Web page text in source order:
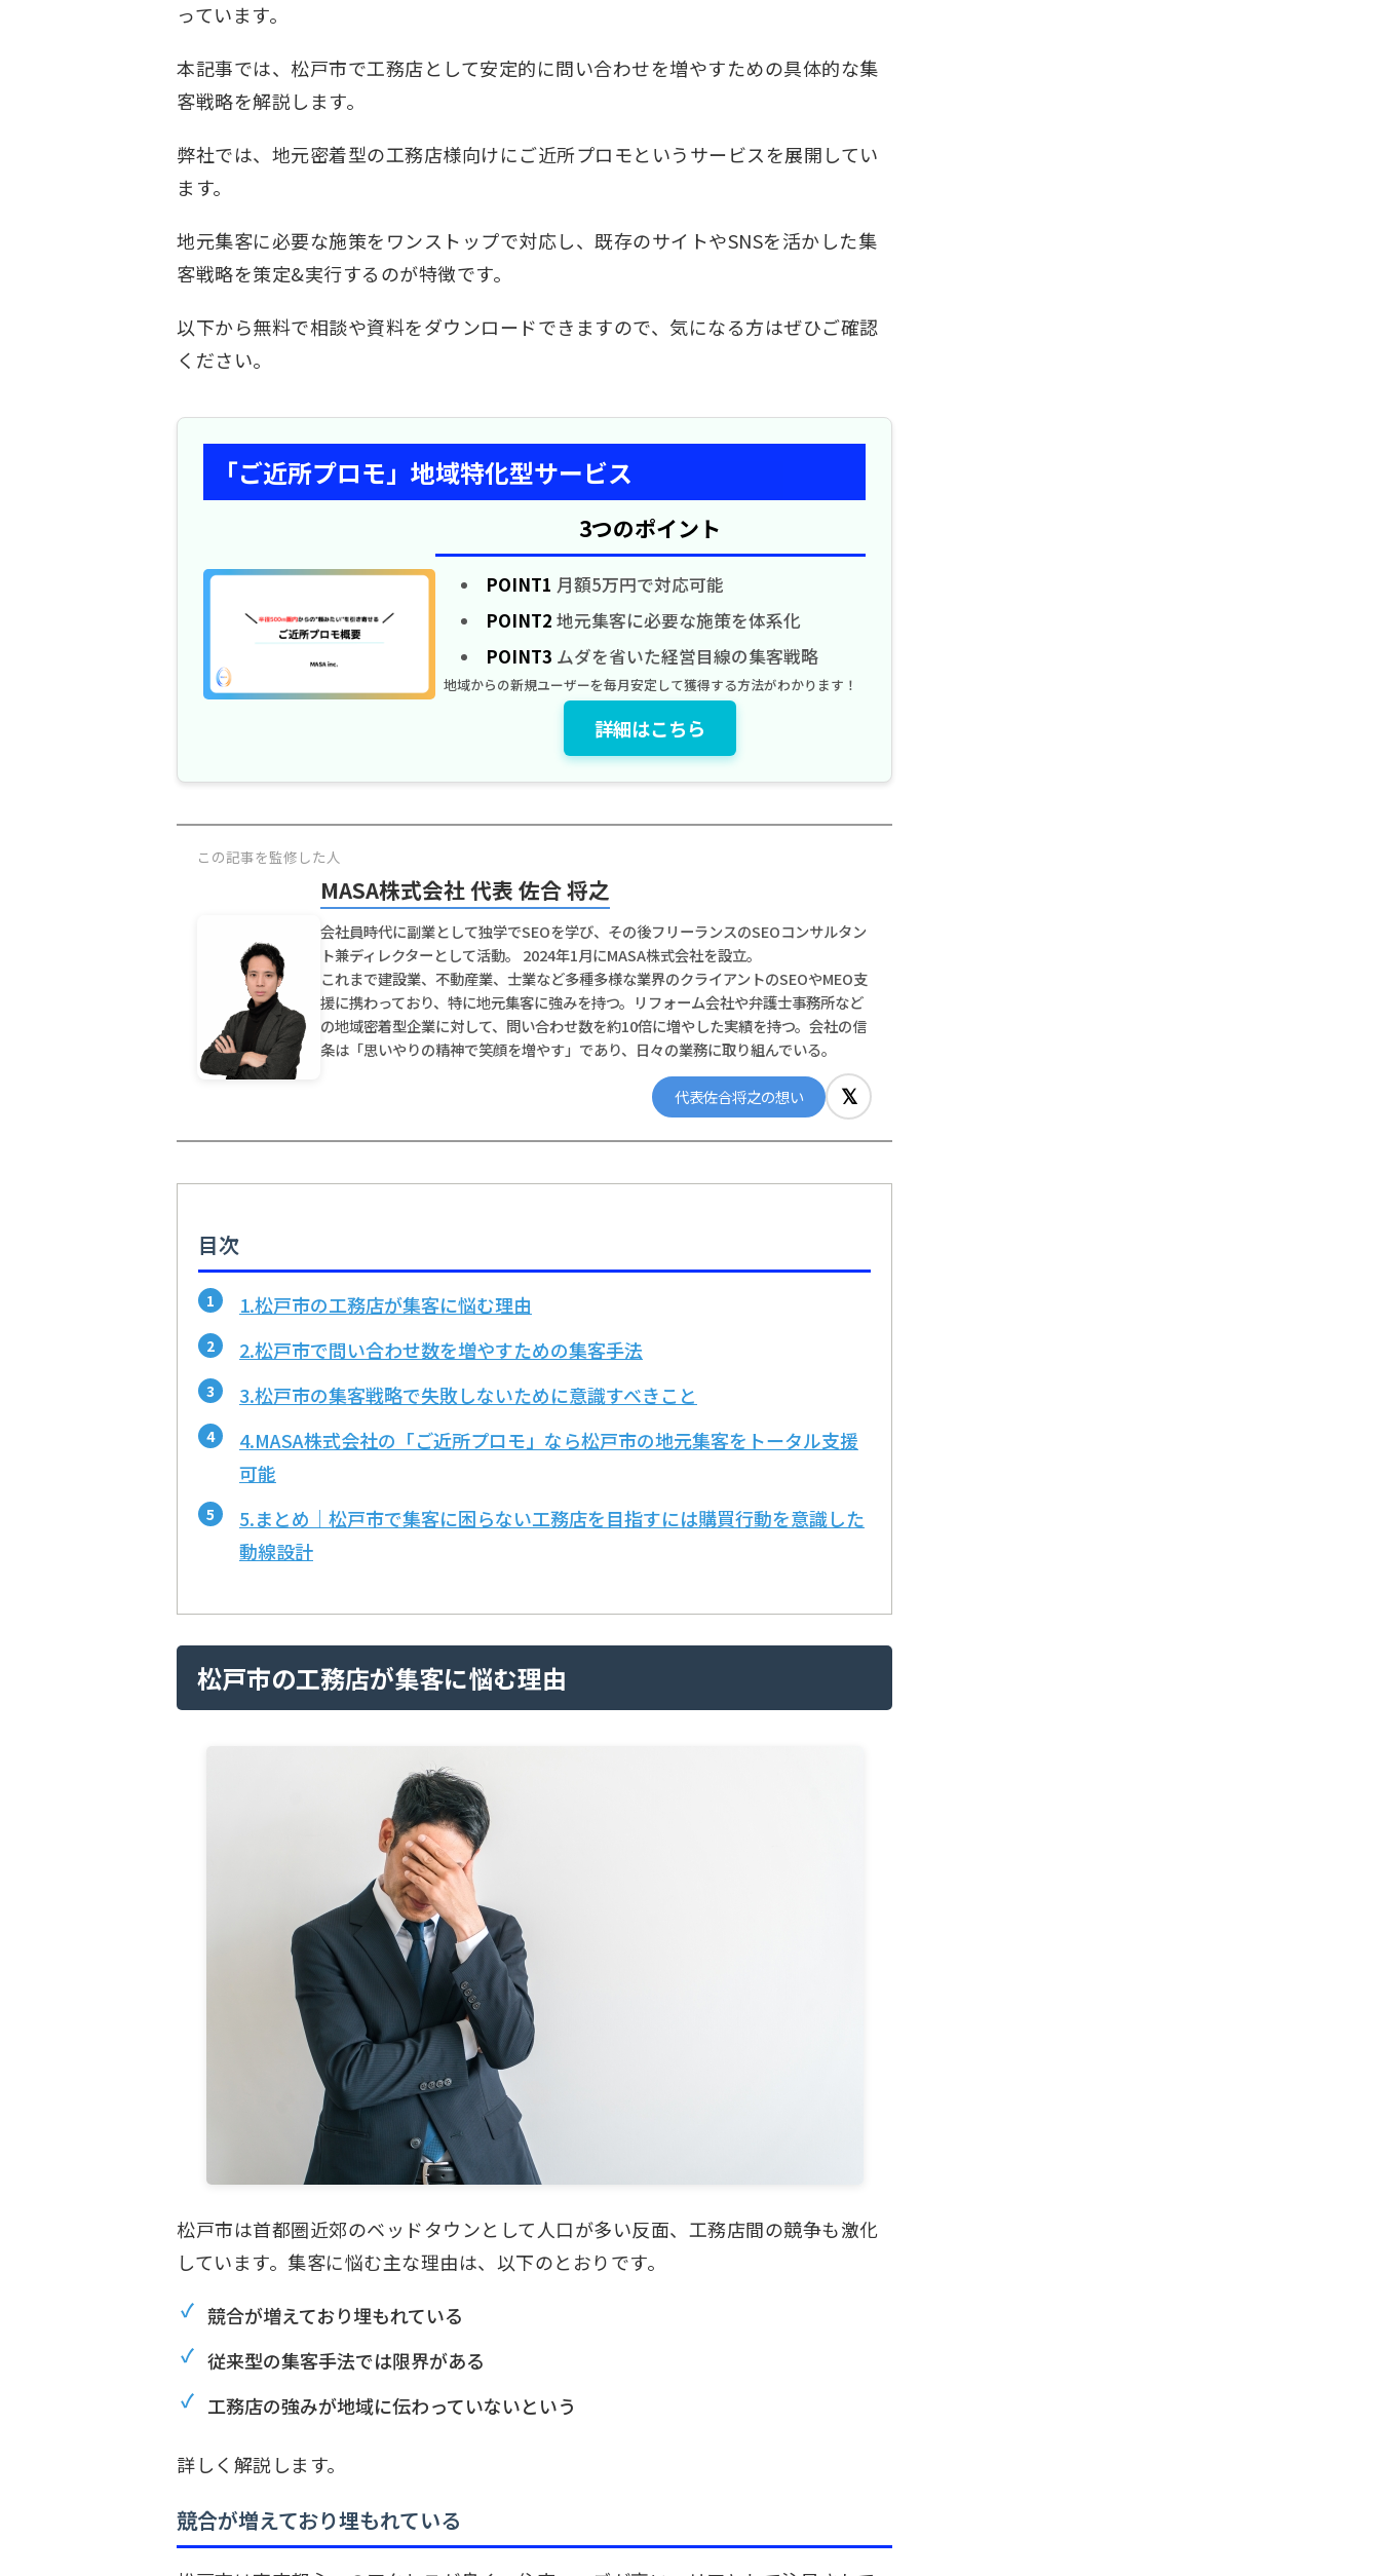
っています。
本記事では、松戸市で工務店として安定的に問い合わせを増やすための具体的な集
客戦略を解説します。
弊社では、地元密着型の工務店様向けにご近所プロモというサービスを展開してい
ます。
地元集客に必要な施策をワンストップで対応し、既存のサイトやSNSを活かした集
客戦略を策定&実行するのが特徴です。
以下から無料で相談や資料をダウンロードできますので、気になる方はぜひご確認
ください。
「ご近所プロモ」地域特化型サービス
3つのポイント
POINT1 月額5万円で対応可能
POINT2 地元集客に必要な施策を体系化
POINT3 ムダを省いた経営目線の集客戦略
地域からの新規ユーザーを毎月安定して獲得する方法がわかります！
詳細はこちら
この記事を監修した人
MASA株式会社 代表 佐合 将之
会社員時代に副業として独学でSEOを学び、その後フリーランスのSEOコンサルタン
ト兼ディレクターとして活動。 2024年1月にMASA株式会社を設立。
これまで建設業、不動産業、士業など多種多様な業界のクライアントのSEOやMEO支
援に携わっており、特に地元集客に強みを持つ。リフォーム会社や弁護士事務所など
の地域密着型企業に対して、問い合わせ数を約10倍に増やした実績を持つ。会社の信
条は「思いやりの精神で笑顔を増やす」であり、日々の業務に取り組んでいる。
代表佐合将之の想い 𝕏
目次
1.松戸市の工務店が集客に悩む理由
2.松戸市で問い合わせ数を増やすための集客手法
3.松戸市の集客戦略で失敗しないために意識すべきこと
4.MASA株式会社の「ご近所プロモ」なら松戸市の地元集客をトータル支援
可能
5.まとめ｜松戸市で集客に困らない工務店を目指すには購買行動を意識した
動線設計
松戸市の工務店が集客に悩む理由
松戸市は首都圏近郊のベッドタウンとして人口が多い反面、工務店間の競争も激化
しています。集客に悩む主な理由は、以下のとおりです。
競合が増えており埋もれている
従来型の集客手法では限界がある
工務店の強みが地域に伝わっていないという
詳しく解説します。
競合が増えており埋もれている